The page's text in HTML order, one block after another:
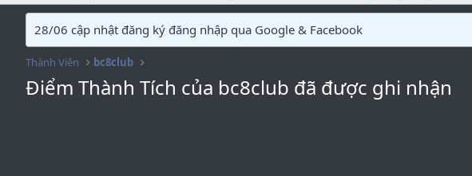
28/06 cập nhật đăng ký đăng nhập qua Google & Facebook
Thành Viên bc8club
Điểm Thành Tích của bc8club đã được ghi nhận